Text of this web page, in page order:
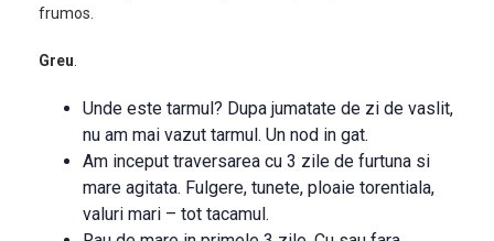
frumos.
Greu
Unde este tarmul? Dupa jumatate de zi de vaslit,
nu am mai vazut tarmul. Un nod in gat.
Am inceput traversarea cu 3 zile de furtuna si
mare agitata. Fulgere, tunete, ploaie torentiala,
valuri mari – tot tacamul.